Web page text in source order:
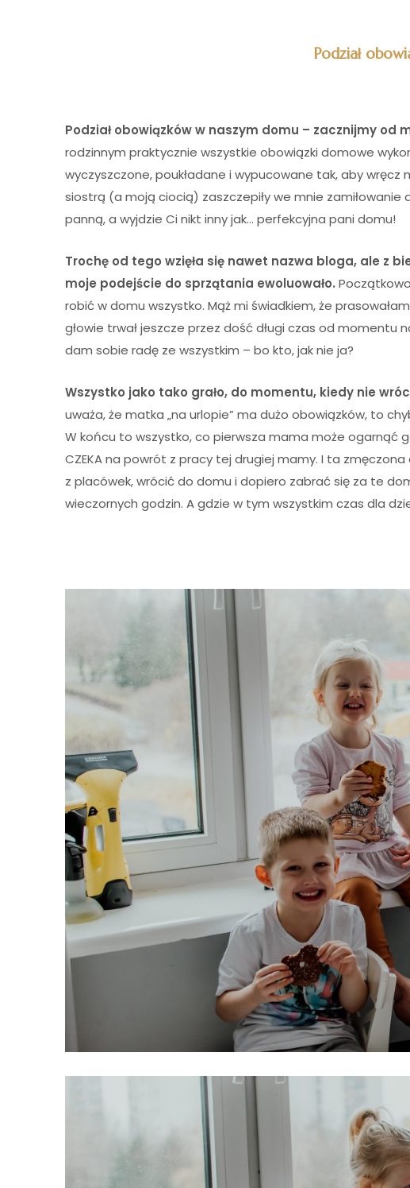
Podział
Podział obowiązków w naszym domu – zacznijmy od
rodzinnym praktycznie wszystkie obowiązki domowe
wyczyszczone, poukładane i wypucowane tak, aby wręcz
siostrą (a moją ciocią) zaszczepiły we mnie
panną, a wyjdzie Ci nikt inny jak… perfekcyjna pani domu!
Trochę od tego wzięła się nawet nazwa bloga, ale z
moje podejście do sprzątania ewoluowało.
robić w domu wszystko. Mąż mi świadkiem, że
głowie trwał jeszcze przez dość długi czas od momentu
dam sobie radę ze wszystkim – bo kto, jak nie ja?
Wszystko jako tako grało, do momentu, kiedy nie
uważa, że matka „na urlopie” ma dużo obowiązków, to
W końcu to wszystko, co pierwsza mama może ogarnąć
CZEKA na powrót z pracy tej drugiej mamy. I ta
z placówek, wrócić do domu i dopiero zabrać się za te
wieczornych godzin. A gdzie w tym wszystkim czas dla